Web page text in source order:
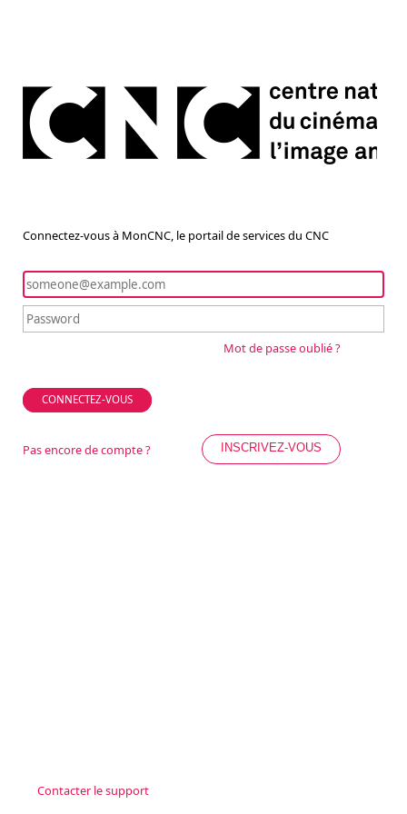
Connectez-vous à MonCNC, le portail de services du CNC
Mot de passe oublié ?
CONNECTEZ-VOUS
Pas encore de compte ? INSCRIVEZ-VOUS
Contacter le support